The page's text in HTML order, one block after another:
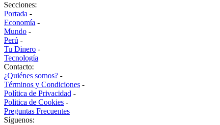
Secciones:
Portada -
Economía -
Mundo -
Perú -
Tu Dinero -
Tecnología
Contacto:
¿Quiénes somos? -
Términos y Condiciones -
Política de Privacidad -
Politica de Cookies -
Preguntas Frecuentes
Síguenos: